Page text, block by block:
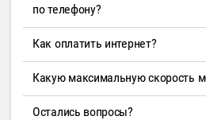
по телефону?
Как оплатить интернет?
Какую максимальную скорость
Остались вопросы?